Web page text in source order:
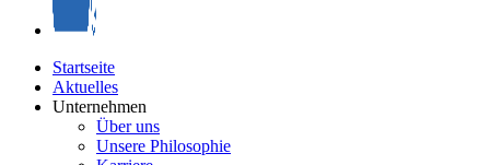
Startseite
Aktuelles
Unternehmen
Über uns
Unsere Philosophie